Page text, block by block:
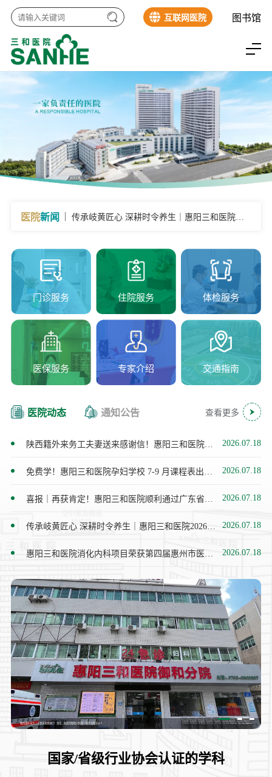
互联网医院 图书馆
医院新闻
惠阳三和医院消化内科项目荣获第四届惠州市
医学科学技术奖 · 健康促进奖
陕西籍外来务工夫妻送来感谢信！惠阳三和医
院御和分院暖心服务温暖异乡人
免费学！惠阳三和医院孕妇学校 7-9 月课程表
出炉，孕期、产后、育儿一站式覆盖
传承岐黄匠心 深耕时令养生｜惠阳三和医院
医学科学技术奖 · 健康促进奖
陕西籍外来务工夫妻送来感谢信！惠阳三和医
院御和分院暖心服务温暖异乡人
门诊服务 住院服务 体检服务
医保服务 专家介绍 交通指南
陕西籍外来务工夫妻送来感谢信！惠阳三和医院御和分院暖心服务温暖异乡人
医院动态 通知公告 查看更多
陕西籍外来务工夫妻送来感谢信！惠阳三和医院御
2026.07.18
免费学！惠阳三和医院孕妇学校 7-9 月课程表出
2026.07.18
喜报｜再获肯定！惠阳三和医院顺利通过广东省三
2026.07.18
传承岐黄匠心 深耕时令养生｜惠阳三和医院2026年
2026.07.18
惠阳三和医院消化内科项目荣获第四届惠州市医学
2026.07.18
国家/省级行业协会认证的学科